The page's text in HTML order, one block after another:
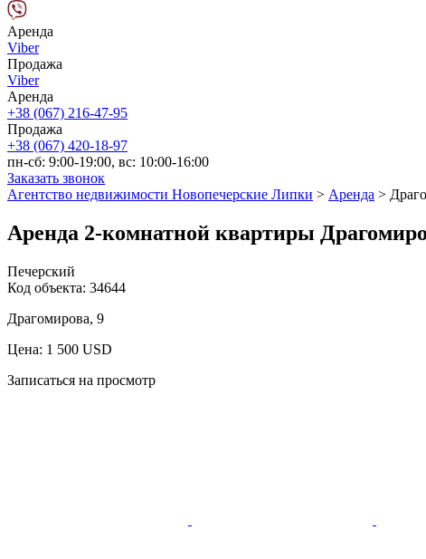
Аренда
Viber
Продажа
Viber
Аренда
+38 (067) 216-47-95
Продажа
+38 (067) 420-18-97
пн-сб: 9:00-19:00, вс: 10:00-16:00
Заказать звонок
Агентство недвижимости Новопечерские Липки > Аренда >
Аренда 2-комнатной квартиры
Печерский
Код объекта: 34644
Драгомирова, 9
Цена: 1 500 USD
Записаться на просмотр